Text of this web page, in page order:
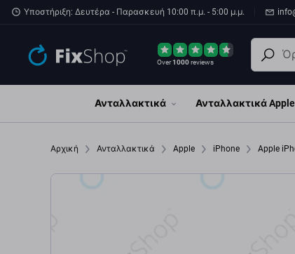
Παράβλεψη στο κύριο περιεχόμενο
Υποστήριξη: Δευτέρα - Παρασκευή 10:00 π.μ. - 5:00 μ.μ.
Over1000reviews
Ανταλλακτικά Ανταλλακτικά Apple
Αρχική Ανταλλακτικά Apple iPhone Apple